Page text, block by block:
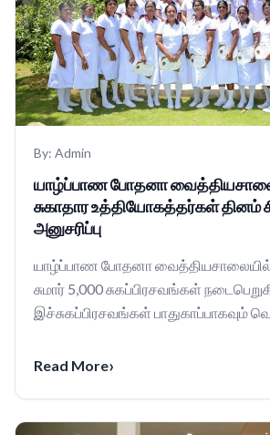
By: Admin
யாழ்ப்பாண போதனா
சுகாதார உத்தியோகத்தர்கள் தினம்
அனுசரிப்பு
யாழ்ப்பாண போதனா
சுமார் 5,000 சுகப்பிரசவங்கள்
இச்சுகப்பிரசவங்கள் பாதுகாப்பாகவும்
Read More›